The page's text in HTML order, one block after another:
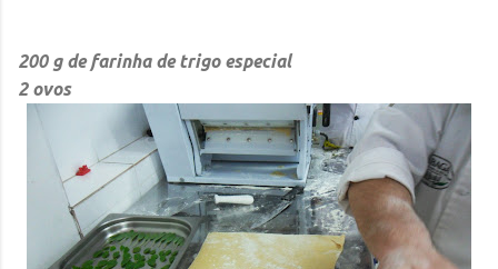
200 g de farinha de trigo especial
2 ovos